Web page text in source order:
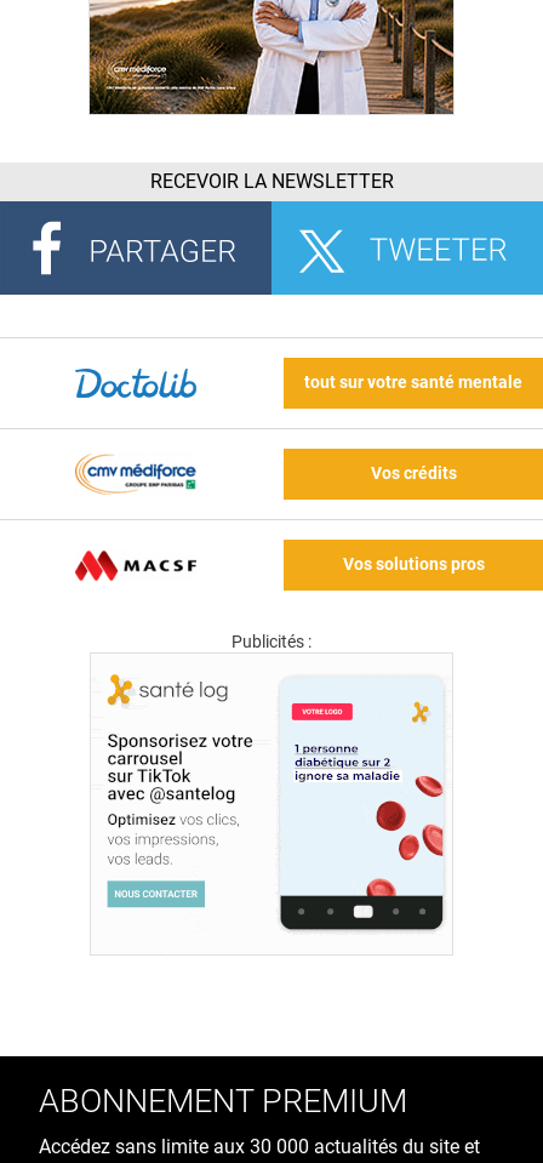
RECEVOIR LA NEWSLETTER
tout sur votre santé mentale
Vos crédits
Vos solutions pros
Publicités :
ABONNEMENT PREMIUM
Accédez sans limite aux 30 000 actualités du site et